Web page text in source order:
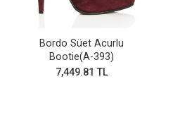
Bordo Süet Acurlu
Bootie(A-393)
7,449.81 TL